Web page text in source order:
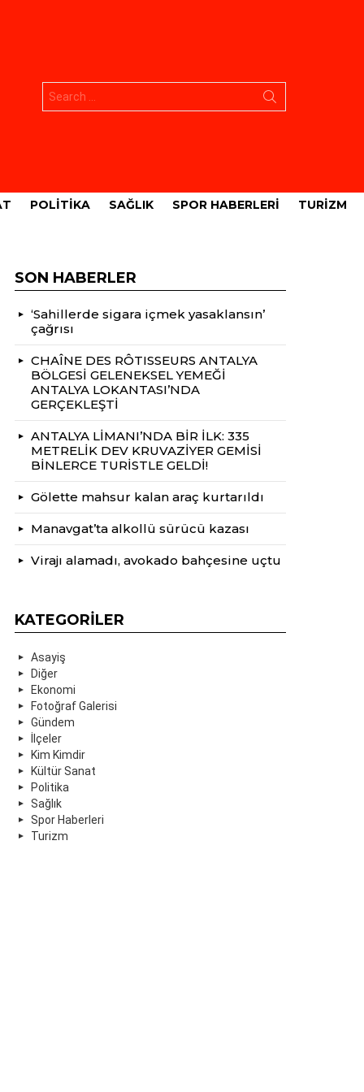
POLITIKA SAĞLIK SPOR HABERLERI TURIZM
SON HABERLER
‘Sahillerde sigara içmek yasaklansın’
çağrısı
CHAÎNE DES RÔTISSEURS ANTALYA
BÖLGESİ GELENEKSEL YEMEĞİ
ANTALYA LOKANTASI’NDA
GERÇEKLEŞTİ
ANTALYA LİMANI’NDA BİR İLK: 335
METRELİK DEV KRUVAZİYER GEMİSİ
BİNLERCE TURİSTLE GELDİ!
Gölette mahsur kalan araç kurtarıldı
Manavgat’ta alkollü sürücü kazası
Virajı alamadı, avokado bahçesine uçtu
KATEGORILER
Asayiş
Diğer
Ekonomi
Fotoğraf Galerisi
Gündem
İlçeler
Kim Kimdir
Kültür Sanat
Politika
Sağlık
Spor Haberleri
Turizm